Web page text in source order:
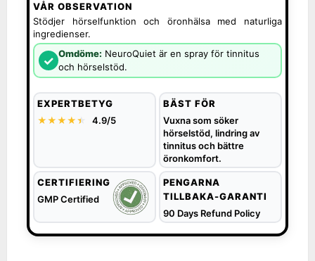
VÅR OBSERVATION
Stödjer hörselfunktion och öronhälsa med naturliga
ingredienser.
✓ Omdöme: NeuroQuiet är en spray för tinnitus
och hörselstöd.
EXPERTBETYG
★★★★★
★ 4.9/5
BÄST FÖR
Vuxna som söker
hörselstöd, lindring av
tinnitus och bättre
öronkomfort.
CERTIFIERING
GMP Certified
PENGARNA
TILLBAKA-GARANTI
90 Days Refund Policy